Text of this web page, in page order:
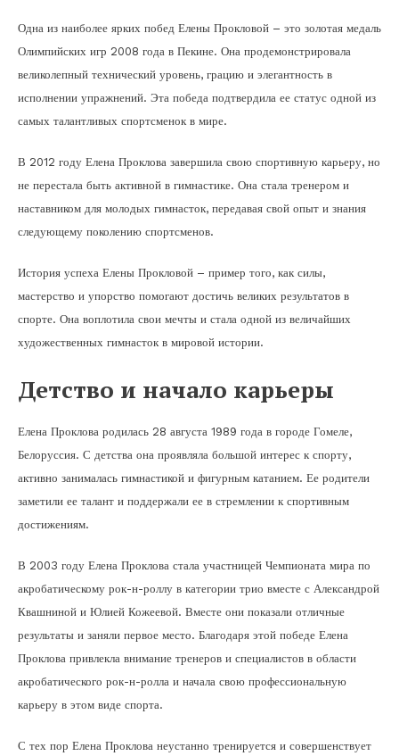
Одна из наиболее ярких побед Елены Прокловой – это золотая медаль
Олимпийских игр 2008 года в Пекине. Она продемонстрировала
великолепный технический уровень, грацию и элегантность в
исполнении упражнений. Эта победа подтвердила ее статус одной из
самых талантливых спортсменок в мире.
В 2012 году Елена Проклова завершила свою спортивную карьеру, но
не перестала быть активной в гимнастике. Она стала тренером и
наставником для молодых гимнасток, передавая свой опыт и знания
следующему поколению спортсменов.
История успеха Елены Прокловой – пример того, как силы,
мастерство и упорство помогают достичь великих результатов в
спорте. Она воплотила свои мечты и стала одной из величайших
художественных гимнасток в мировой истории.
Детство и начало карьеры
Елена Проклова родилась 28 августа 1989 года в городе Гомеле,
Белоруссия. С детства она проявляла большой интерес к спорту,
активно занималась гимнастикой и фигурным катанием. Ее родители
заметили ее талант и поддержали ее в стремлении к спортивным
достижениям.
В 2003 году Елена Проклова стала участницей Чемпионата мира по
акробатическому рок-н-роллу в категории трио вместе с Александрой
Квашниной и Юлией Кожеевой. Вместе они показали отличные
результаты и заняли первое место. Благодаря этой победе Елена
Проклова привлекла внимание тренеров и специалистов в области
акробатического рок-н-ролла и начала свою профессиональную
карьеру в этом виде спорта.
С тех пор Елена Проклова неустанно тренируется и совершенствует